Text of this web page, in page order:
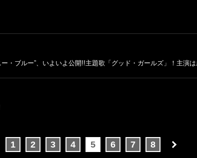
・ブルー”、いよいよ公開!!主題歌「グッド・ガールズ」！主演
1 2 3 4 5 6 7 8